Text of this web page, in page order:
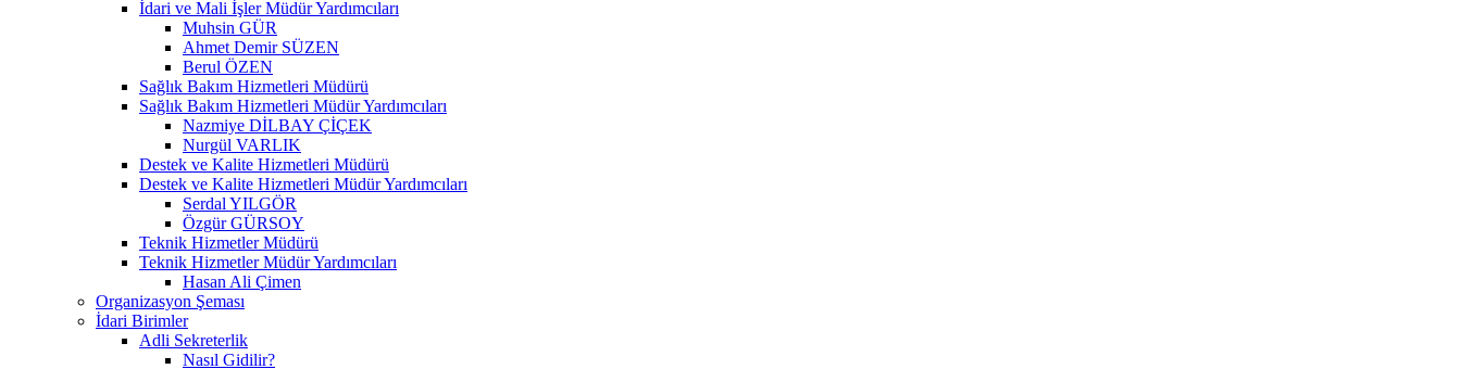
İdari ve Mali İşler Müdür Yardımcıları
Muhsin GÜR
Ahmet Demir SÜZEN
Berul ÖZEN
Sağlık Bakım Hizmetleri Müdürü
Sağlık Bakım Hizmetleri Müdür Yardımcıları
Nazmiye DİLBAY ÇİÇEK
Nurgül VARLIK
Destek ve Kalite Hizmetleri Müdürü
Destek ve Kalite Hizmetleri Müdür Yardımcıları
Serdal YILGÖR
Özgür GÜRSOY
Teknik Hizmetler Müdürü
Teknik Hizmetler Müdür Yardımcıları
Hasan Ali Çimen
Organizasyon Şeması
İdari Birimler
Adli Sekreterlik
Nasıl Gidilir?